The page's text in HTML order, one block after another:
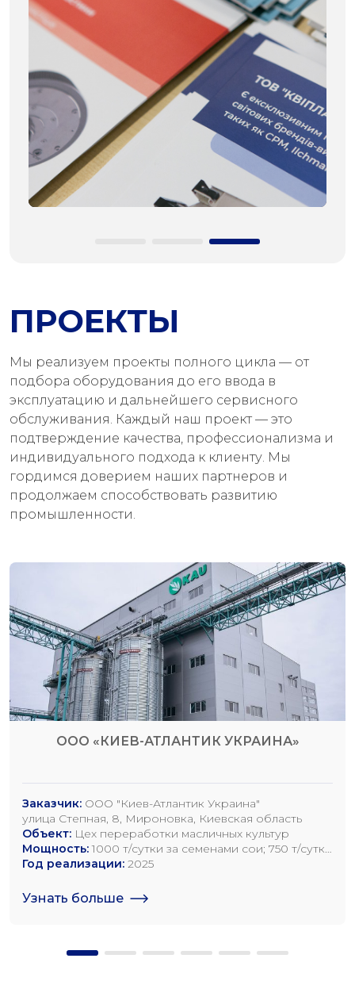
ПРОЕКТЫ
Мы реализуем проекты полного цикла — от
подбора оборудования до его ввода в
эксплуатацию и дальнейшего сервисного
обслуживания. Каждый наш проект — это
подтверждение качества, профессионализма и
индивидуального подхода к клиенту. Мы
гордимся доверием наших партнеров и
продолжаем способствовать развитию
промышленности.
ООО «КИЕВ-АТЛАНТИК УКРАИНА»
Заказчик: ООО "Киев-Атлантик Украина"
улица Степная, 8, Мироновка, Киевская область
Объект: Цех переработки масличных культур
Мощность: 1000 т/сутки за семенами сои; 750 т/сутки
за семенами рапса; 1200 т/сутки по семенам
Год реализации: 2025
Узнать больше